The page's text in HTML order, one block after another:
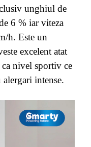
unghiul de
6 % iar viteza
h. Este un
excelent atat
nivel sportiv ce
intense.